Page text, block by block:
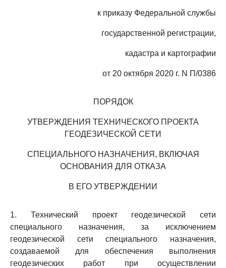
к приказу Федеральной службы
государственной регистрации,
кадастра и картографии
от 20 октября 2020 г. N П/0386
ПОРЯДОК
УТВЕРЖДЕНИЯ ТЕХНИЧЕСКОГО ПРОЕКТА
ГЕОДЕЗИЧЕСКОЙ СЕТИ
СПЕЦИАЛЬНОГО НАЗНАЧЕНИЯ, ВКЛЮЧАЯ
ОСНОВАНИЯ ДЛЯ ОТКАЗА
В ЕГО УТВЕРЖДЕНИИ
1. Технический проект геодезической сети
специального назначения, за исключением
геодезической сети специального назначения,
создаваемой для обеспечения выполнения
геодезических работ при осуществлении